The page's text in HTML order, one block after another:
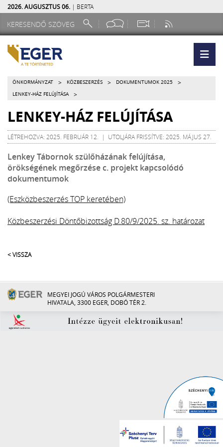
2026. AUGUSZTUS 06. | BERTA
ÖNKORMÁNYZAT > KÖZBESZERZÉS > DOKUMENTUMOK 2025 >
LENKEY-HÁZ FELÚJÍTÁSA >
LENKEY-HÁZ FELÚJÍTÁSA
LÉTREHOZVA: 2025. FEBRUÁR 12. | UTOLJÁRA FRISSÍTVE: 2025. MÁJUS 27.
Lenkey Tábornok szülőházának felújítása,
örökségének megőrzése c. projekt kapcsolódó
dokumentumok
(Eszközbeszerzés TOP keretében)
Közbeszerzési Döntőbizottság D.80/9/2025. sz. határozat
< VISSZA
MEGYEI JOGÚ VÁROS POLGÁRMESTERI
HIVATALA, 3300 EGER, DOBÓ TÉR 2.